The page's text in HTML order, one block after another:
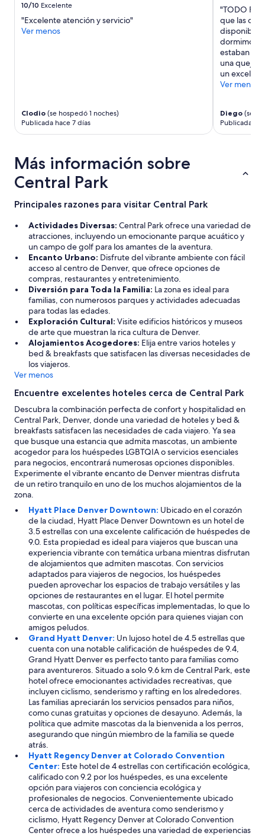
10/10 Excelente
"Excelente atención y servicio"
Ver menos
Clodio (se hospedó 1 noches)
Publicada hace 7 días
"TODO
que las
dormimos
estaban
una queja.
un
Ver menos
Diego (se
Publicada
Más información sobre
Central Park
Principales razones para visitar Central Park
Actividades Diversas: Central Park ofrece una variedad de
atracciones, incluyendo un emocionante parque acuático y
un campo de golf para los amantes de la aventura.
Encanto Urbano: Disfrute del vibrante ambiente con fácil
acceso al centro de Denver, que ofrece opciones de
compras, restaurantes y entretenimiento.
Diversión para Toda la Familia: La zona es ideal para
familias, con numerosos parques y actividades adecuadas
para todas las edades.
Exploración Cultural: Visite edificios históricos y museos
de arte que muestran la rica cultura de Denver.
Alojamientos Acogedores: Elija entre varios hoteles y
bed & breakfasts que satisfacen las diversas necesidades de
los viajeros.
Ver menos
Encuentre excelentes hoteles cerca de Central Park
Descubra la combinación perfecta de confort y hospitalidad en
Central Park, Denver, donde una variedad de hoteles y bed &
breakfasts satisfacen las necesidades de cada viajero. Ya sea
que busque una estancia que admita mascotas, un ambiente
acogedor para los huéspedes LGBTQIA o servicios esenciales
para negocios, encontrará numerosas opciones disponibles.
Experimente el vibrante encanto de Denver mientras disfruta
de un retiro tranquilo en uno de los muchos alojamientos de la
zona.
Hyatt Place Denver Downtown: Ubicado en el corazón
de la ciudad, Hyatt Place Denver Downtown es un hotel de
3.5 estrellas con una excelente calificación de huéspedes de
9.0. Esta propiedad es ideal para viajeros que buscan una
experiencia vibrante con temática urbana mientras disfrutan
de alojamientos que admiten mascotas. Con servicios
adaptados para viajeros de negocios, los huéspedes
pueden aprovechar los espacios de trabajo versátiles y las
opciones de restaurantes en el lugar. El hotel permite
mascotas, con políticas específicas implementadas, lo que lo
convierte en una excelente opción para quienes viajan con
amigos peludos.
Grand Hyatt Denver: Un lujoso hotel de 4.5 estrellas que
cuenta con una notable calificación de huéspedes de 9.4,
Grand Hyatt Denver es perfecto tanto para familias como
para aventureros. Situado a solo 9.6 km de Central Park, este
hotel ofrece emocionantes actividades recreativas, que
incluyen ciclismo, senderismo y rafting en los alrededores.
Las familias apreciarán los servicios pensados para niños,
como cunas gratuitas y opciones de desayuno. Además, la
política que admite mascotas da la bienvenida a los perros,
asegurando que ningún miembro de la familia se quede
atrás.
Hyatt Regency Denver at Colorado Convention
Center: Este hotel de 4 estrellas con certificación ecológica,
calificado con 9.2 por los huéspedes, es una excelente
opción para viajeros con conciencia ecológica y
profesionales de negocios. Convenientemente ubicado
cerca de actividades de aventura como senderismo y
ciclismo, Hyatt Regency Denver at Colorado Convention
Center ofrece a los huéspedes una variedad de experiencias